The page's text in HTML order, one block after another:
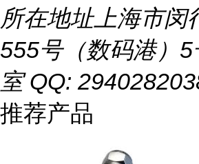
所在地址上海市闵
555号（数码港）
室 QQ:
推荐产品